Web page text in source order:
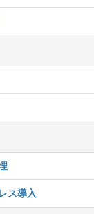
ス導入